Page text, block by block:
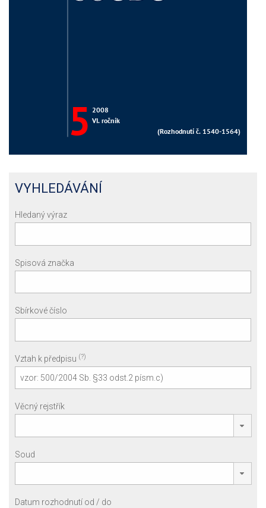
VYHLEDÁVÁNÍ
Hledaný výraz
Spisová značka
Sbírkové číslo
Vztah k předpisu (?)
Věcný rejstřík
Soud
Datum rozhodnutí od / do